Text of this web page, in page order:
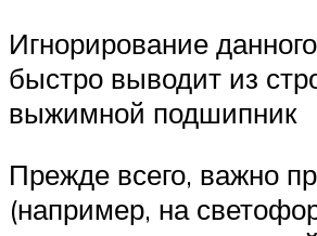
Игнорирование
быстро выводит из
выжимной подшипник
Прежде всего, важно
(например, на